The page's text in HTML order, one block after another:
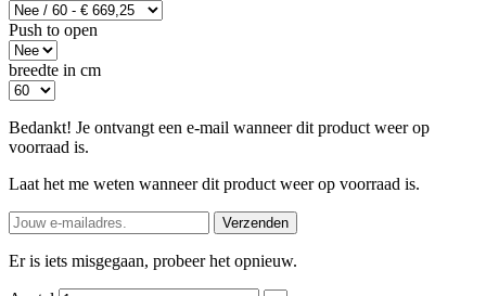
Push to open
breedte in cm
Bedankt! Je ontvangt een e-mail wanneer dit product weer op
voorraad is.
Laat het me weten wanneer dit product weer op voorraad is.
Verzenden
Er is iets misgegaan, probeer het opnieuw.